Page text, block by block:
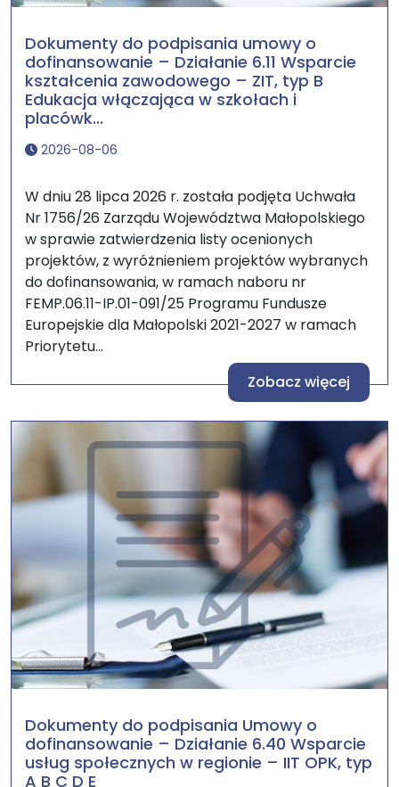
Dokumenty do podpisania umowy o
dofinansowanie – Działanie 6.11 Wsparcie
kształcenia zawodowego – ZIT, typ B
Edukacja włączająca w szkołach i
placówk...
2026-08-06
W dniu 28 lipca 2026 r. została podjęta Uchwała
Nr 1756/26 Zarządu Województwa Małopolskiego
w sprawie zatwierdzenia listy ocenionych
projektów, z wyróżnieniem projektów wybranych
do dofinansowania, w ramach naboru nr
FEMP.06.11-IP.01-091/25 Programu Fundusze
Europejskie dla Małopolski 2021-2027 w ramach
Priorytetu...
Zobacz więcej
Dokumenty do podpisania Umowy o
dofinansowanie – Działanie 6.40 Wsparcie
usług społecznych w regionie – IIT OPK, typ
A B C D E